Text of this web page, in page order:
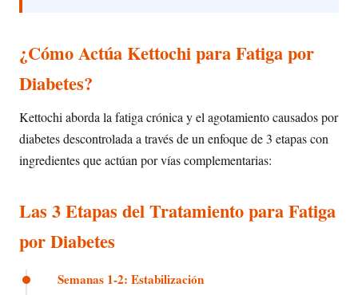
¿Cómo Actúa Kettochi para Fatiga por
Diabetes?
Kettochi aborda la fatiga crónica y el agotamiento causados por
diabetes descontrolada a través de un enfoque de 3 etapas con
ingredientes que actúan por vías complementarias:
Las 3 Etapas del Tratamiento para Fatiga
por Diabetes
Semanas 1-2: Estabilización